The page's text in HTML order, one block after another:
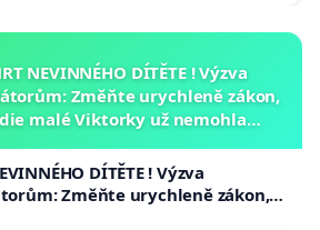
NEVINNÉHO DÍTĚTE ! Výzva
Změňte urychleně zákon,
malé Viktorky už nemohla
DÍTĚTE ! Výzva
Změňte urychleně zákon,
Viktorky už nemohla opakovat!